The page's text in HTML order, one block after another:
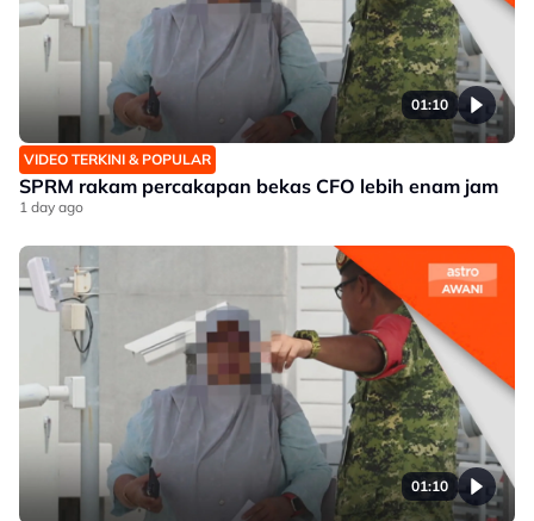
01:10
VIDEO TERKINI & POPULAR
SPRM rakam percakapan bekas CFO lebih enam jam
1 day ago
01:10